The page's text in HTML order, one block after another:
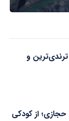
مانتو ۱۴۰۴؛ ترندی‌ترین و
حجازی؛ از کودکی